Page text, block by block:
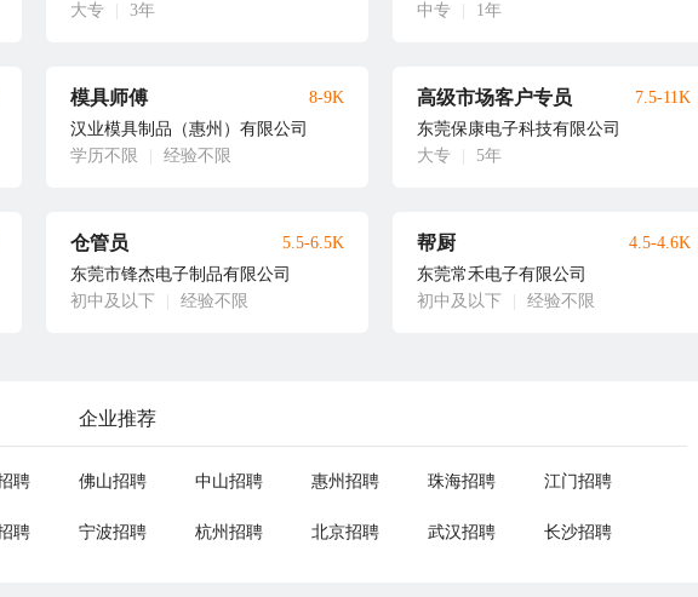
大专
3年
中专
1年
模具师傅
汉业模具制品（惠州）有限公司
学历不限
经验不限
8-9K 高级市场客户专员
东莞保康电子科技有限公司
大专
5年
7.5-11K
仓管员
东莞市锋杰电子制品有限公司
初中及以下
经验不限
5.5-6.5K 帮厨
东莞常禾电子有限公司
初中及以下
经验不限
4.5-4.6K
企业推荐
聘 佛山招聘 中山招聘 惠州招聘 珠海招聘 江门招聘
聘 宁波招聘 杭州招聘 北京招聘 武汉招聘 长沙招聘